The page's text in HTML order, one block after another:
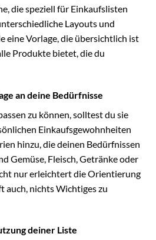
die speziell für Einkaufslisten
Layouts und
eine Vorlage, die übersichtlich ist
Produkte bietet, die du
an deine Bedürfnisse
zu können, solltest du sie
Einkaufsgewohnheiten
hinzu, die deinen Bedürfnissen
Gemüse, Fleisch, Getränke oder
nur erleichtert die Orientierung
auch, nichts Wichtiges zu
deiner Liste